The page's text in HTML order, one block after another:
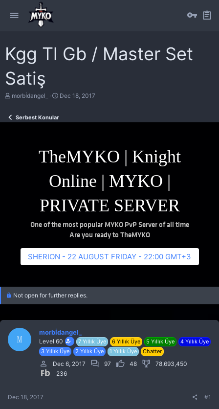
Kgg Tl Gb / Master Set
Satiş
T
e
morbİdangel_
S
e
Dec 18, 2017
Serbest Konular
TheMYKO | Knight
Online | MYKO |
PRIVATE SERVER
One of the most popular MYKO PvP Server of all time
Are you ready to TheMYKO
SHERION - 22 AUGUST FRIDAY - 22:00 GMT+3
Not open for further replies.
M
morbİdangel_
Level 60 7 Yıllık Üye 6 Yıllık Üye 5 Yıllık Üye
4 Yıllık Üye
3 Yıllık Üye
2 Yıllık Üye 1 Yıllık Üye Chatter
Dec 6, 2017 97 48
78,693,450
236
Dec 18, 2017 #1